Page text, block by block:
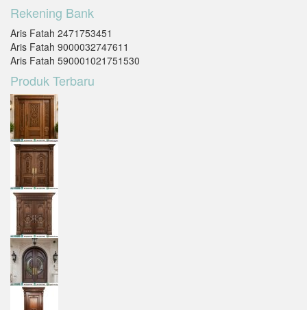
Rekening Bank
Aris Fatah 2471753451
Aris Fatah 9000032747611
Aris Fatah 590001021751530
Produk Terbaru